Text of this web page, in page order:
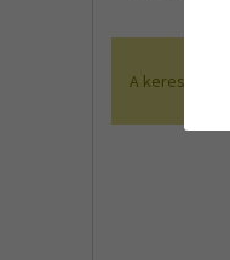
A keresés